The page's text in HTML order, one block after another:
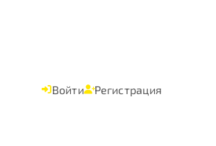
Войти Регистрация